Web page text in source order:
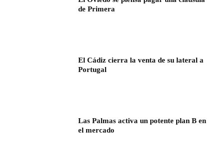
de Primera
El Cádiz cierra la venta de su lateral a
Portugal
Las Palmas activa un potente plan B en
el mercado